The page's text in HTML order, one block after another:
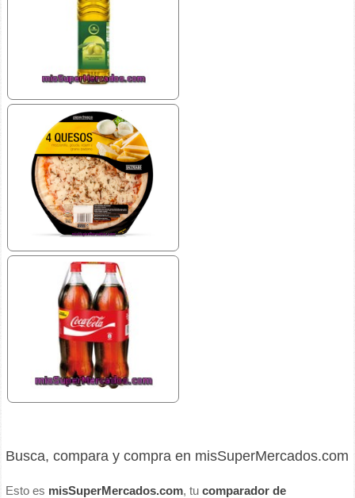
Busca, compara y compra en misSuperMercados.com
Esto es misSuperMercados.com, tucomparador de